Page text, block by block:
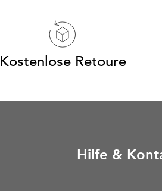
Kostenlose Retoure
Hilfe &